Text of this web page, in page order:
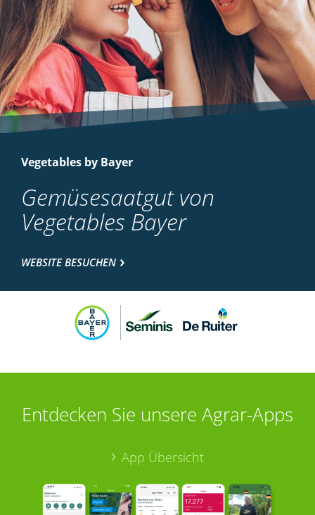
Vegetables by Bayer
Gemüsesaatgut von
Vegetables Bayer
WEBSITE BESUCHEN
Entdecken Sie unsere Agrar-Apps
App Übersicht